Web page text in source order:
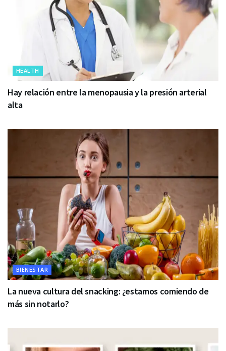
HEALTH
Hay relación entre la menopausia y la presión arterial
alta
BIENESTAR
La nueva cultura del snacking: ¿estamos comiendo de
más sin notarlo?